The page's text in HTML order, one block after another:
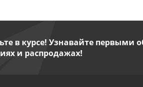
в курсе! Узнавайте первыми
и распродажах!